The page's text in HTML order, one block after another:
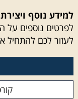
למידע נוסף
לפרטים נוספים על
לעזור לכם להתחיל